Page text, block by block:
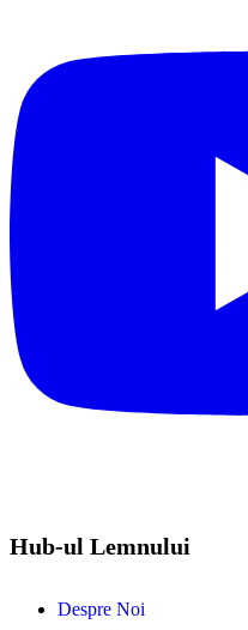
Hub-ul Lemnului
Despre Noi